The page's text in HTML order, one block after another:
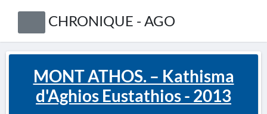
CHRONIQUE - AGO
MONT ATHOS. – Kathisma
d'Aghios Eustathios - 2013